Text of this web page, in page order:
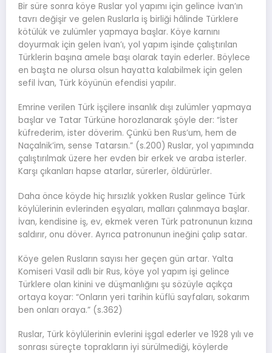
Bir süre sonra köye Ruslar yol yapımı için gelince İvan’ın
tavrı değişir ve gelen Ruslarla iş birliği hâlinde Türklere
kötülük ve zulümler yapmaya başlar. Köye karnını
doyurmak için gelen İvan’ı, yol yapım işinde çalıştırılan
Türklerin başına amele başı olarak tayin ederler. Böylece
en başta ne olursa olsun hayatta kalabilmek için gelen
sefil İvan, Türk köyünün efendisi yapılır.
Emrine verilen Türk işçilere insanlık dışı zulümler yapmaya
başlar ve Tatar Türküne horozlanarak şöyle der: “İster
küfrederim, ister döverim. Çünkü ben Rus’um, hem de
Naçalnik’im, sense Tatarsın.” (s.200) Ruslar, yol yapımında
çalıştırılmak üzere her evden bir erkek ve araba isterler.
Karşı çıkanları hapse atarlar, sürerler, öldürürler.
Daha önce köyde hiç hırsızlık yokken Ruslar gelince Türk
köylülerinin evlerinden eşyaları, malları çalınmaya başlar.
İvan, kendisine iş, ev, ekmek veren Türk patronunun kızına
saldırır, onu döver. Ayrıca patronunun ineğini çalıp satar.
Köye gelen Rusların sayısı her geçen gün artar. Yalta
Komiseri Vasil adlı bir Rus, köye yol yapım işi gelince
Türklere olan kinini ve düşmanlığını şu sözüyle açıkça
ortaya koyar: “Onların yeri tarihin küflü sayfaları, sokarım
ben onları oraya.” (s.362)
Ruslar, Türk köylülerinin evlerini işgal ederler ve 1928 yılı ve
sonrası süreçte toprakların iyi sürülmediği, köylerde